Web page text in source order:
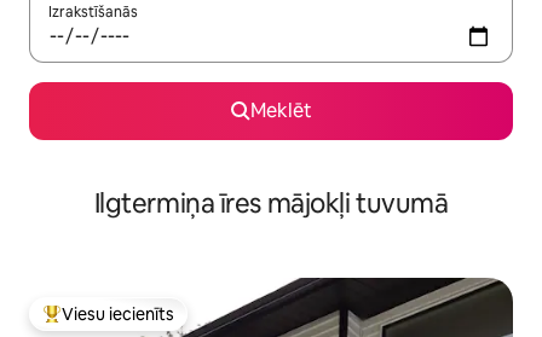
Izrakstīšanās
Meklēt
Ilgtermiņa īres mājokļi tuvumā
Populārs viesu iecienīts mājoklis
Viesu iecienīts